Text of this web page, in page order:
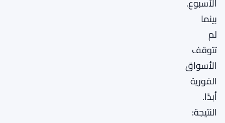
بينما
لم
تتوقف
الأسواق
الفورية
أبدًا.
النتيجة: